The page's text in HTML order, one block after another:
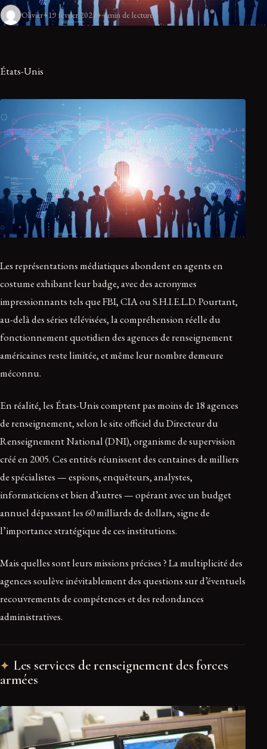
Olivier 19 février 2021 4 min de lecture
États-Unis
Les représentations médiatiques abondent en agents en
costume exhibant leur badge, avec des acronymes
impressionnants tels que FBI, CIA ou S.H.I.E.L.D. Pourtant,
au-delà des séries télévisées, la compréhension réelle du
fonctionnement quotidien des agences de renseignement
américaines reste limitée, et même leur nombre demeure
méconnu.
En réalité, les États-Unis comptent pas moins de 18 agences
de renseignement, selon le site officiel du Directeur du
Renseignement National (DNI), organisme de supervision
créé en 2005. Ces entités réunissent des centaines de milliers
de spécialistes — espions, enquêteurs, analystes,
informaticiens et bien d’autres — opérant avec un budget
annuel dépassant les 60 milliards de dollars, signe de
l’importance stratégique de ces institutions.
Mais quelles sont leurs missions précises ? La multiplicité des
agences soulève inévitablement des questions sur d’éventuels
recouvrements de compétences et des redondances
administratives.
Les services de renseignement des forces
armées